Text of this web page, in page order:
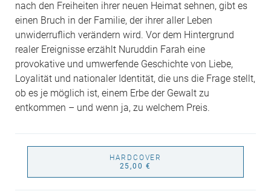
nach den Freiheiten ihrer neuen Heimat sehnen, gibt es
einen Bruch in der Familie, der ihrer aller Leben
unwiderruflich verändern wird. Vor dem Hintergrund
realer Ereignisse erzählt Nuruddin Farah eine
provokative und umwerfende Geschichte von Liebe,
Loyalität und nationaler Identität, die uns die Frage stellt,
ob es je möglich ist, einem Erbe der Gewalt zu
entkommen – und wenn ja, zu welchem Preis.
HARDCOVER
25,00 €